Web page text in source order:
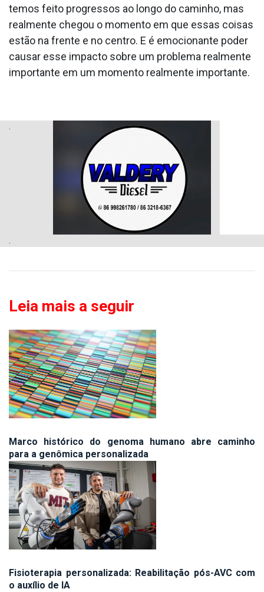
temos feito progressos ao longo do caminho, mas
realmente chegou o momento em que essas coisas
estão na frente e no centro. E é emocionante poder
causar esse impacto sobre um problema realmente
importante em um momento realmente importante.
.
Leia mais a seguir
Marco histórico do genoma humano abre caminho
para a genômica personalizada
Fisioterapia personalizada: Reabilitação pós-AVC com
o auxílio de IA